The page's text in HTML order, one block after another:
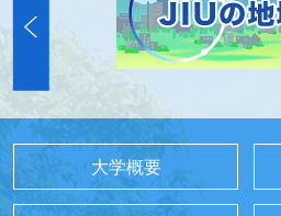
大学概要